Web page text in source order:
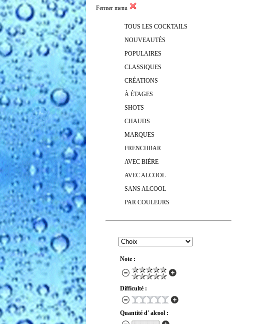
Fermer menu
TOUS LES COCKTAILS
NOUVEAUTÉS
POPULAIRES
CLASSIQUES
CRÉATIONS
À ÉTAGES
SHOTS
CHAUDS
MARQUES
FRENCHBAR
AVEC BIÈRE
AVEC ALCOOL
SANS ALCOOL
PAR COULEURS
Note :
Difficulté :
Quantité d' alcool :